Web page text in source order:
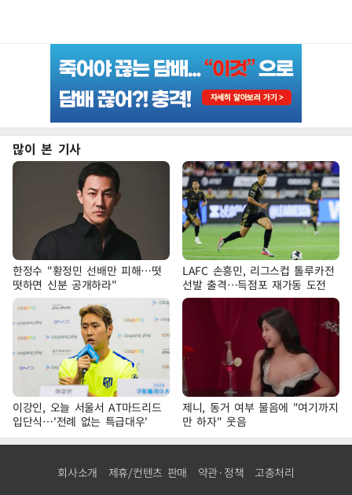
많이 본 기사
한정수 "황정민 선배만 피해…떳
떳하면 신분 공개하라"
LAFC 손흥민, 리그스컵 톨루카전
선발 출격…득점포 재가동 도전
이강인, 오늘 서울서 AT마드리드
입단식…'전례 없는 특급대우'
제니, 동거 여부 물음에 "여기까지
만 하자" 웃음
회사소개 제휴/컨텐츠 판매 약관·정책 고충처리